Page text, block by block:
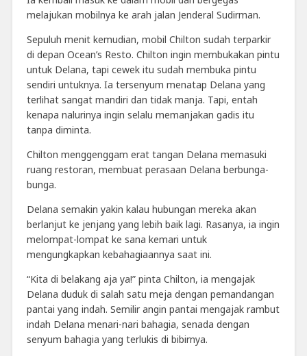
melajukan mobilnya ke arah jalan Jenderal Sudirman.
Sepuluh menit kemudian, mobil Chilton sudah terparkir
di depan Ocean’s Resto. Chilton ingin membukakan pintu
untuk Delana, tapi cewek itu sudah membuka pintu
sendiri untuknya. Ia tersenyum menatap Delana yang
terlihat sangat mandiri dan tidak manja. Tapi, entah
kenapa nalurinya ingin selalu memanjakan gadis itu
tanpa diminta.
Chilton menggenggam erat tangan Delana memasuki
ruang restoran, membuat perasaan Delana berbunga-
bunga.
Delana semakin yakin kalau hubungan mereka akan
berlanjut ke jenjang yang lebih baik lagi. Rasanya, ia ingin
melompat-lompat ke sana kemari untuk
mengungkapkan kebahagiaannya saat ini.
“Kita di belakang aja ya!” pinta Chilton, ia mengajak
Delana duduk di salah satu meja dengan pemandangan
pantai yang indah. Semilir angin pantai mengajak rambut
indah Delana menari-nari bahagia, senada dengan
senyum bahagia yang terlukis di bibirnya.